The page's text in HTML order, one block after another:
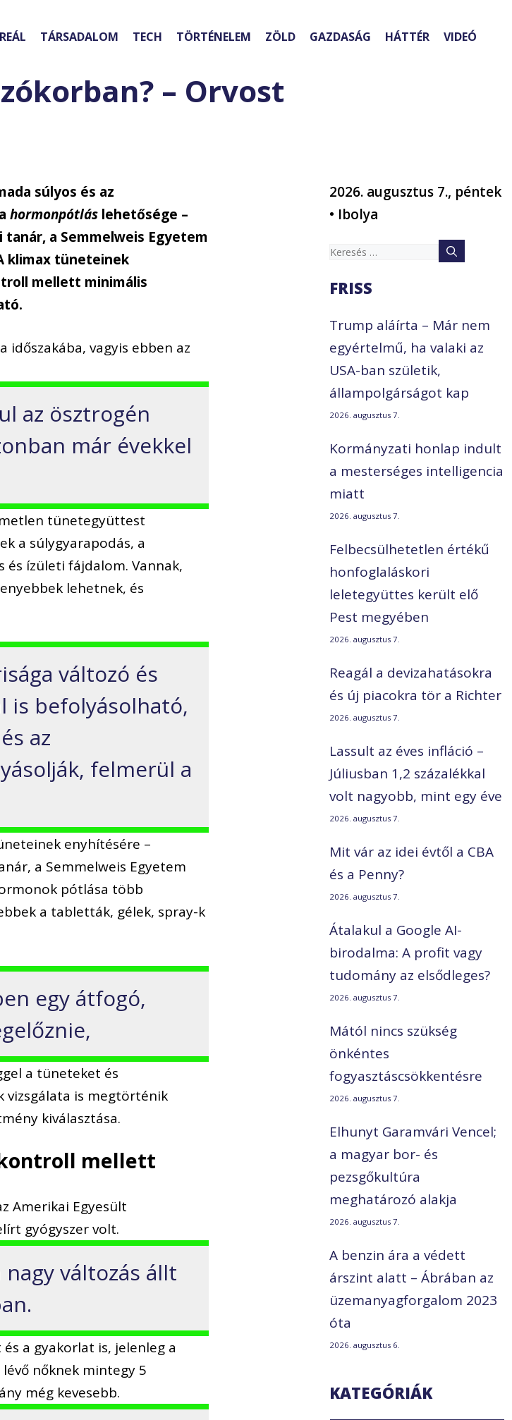
REÁL TÁRSADALOM TECH TÖRTÉNELEM ZÖLD GAZDASÁG HÁTTÉR VIDEÓ
– Orvost
súlyos és az
hormonpótlás lehetősége –
a Semmelweis Egyetem
klimax tüneteinek
mellett minimális
időszakába, vagyis ebben az
az ösztrogén
már évekkel
tünetegyüttest
a súlygyarapodás, a
és ízületi fájdalom. Vannak,
lehetnek, és
változó és
is befolyásolható,
az
felmerül a
enyhítésére –
a Semmelweis Egyetem
pótlása több
a tabletták, gélek, spray-k
egy átfogó,
a tüneteket és
is megtörténik
kiválasztása.
mellett
Amerikai Egyesült
gyógyszer volt.
változás állt
a gyakorlat is, jelenleg a
nőknek mintegy 5
még kevesebb.
2026. augusztus 7., péntek
• Ibolya
Keresés:
FRISS
Trump aláírta – Már nem
egyértelmű, ha valaki az
USA-ban születik,
állampolgárságot kap
2026. augusztus 7.
Kormányzati honlap indult
a mesterséges intelligencia
miatt
2026. augusztus 7.
Felbecsülhetetlen értékű
honfoglaláskori
leletegyüttes került elő
Pest megyében
2026. augusztus 7.
Reagál a devizahatásokra
és új piacokra tör a Richter
2026. augusztus 7.
Lassult az éves infláció –
Júliusban 1,2 százalékkal
volt nagyobb, mint egy éve
2026. augusztus 7.
Mit vár az idei évtől a CBA
és a Penny?
2026. augusztus 7.
Átalakul a Google AI-
birodalma: A profit vagy
tudomány az elsődleges?
2026. augusztus 7.
Mától nincs szükség
önkéntes
fogyasztáscsökkentésre
2026. augusztus 7.
Elhunyt Garamvári Vencel;
a magyar bor- és
pezsgőkultúra
meghatározó alakja
2026. augusztus 7.
A benzin ára a védett
árszint alatt – Ábrában az
üzemanyagforgalom 2023
óta
2026. augusztus 6.
KATEGÓRIÁK